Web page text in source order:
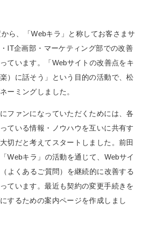
ら、「Webキラ」と称してお客さまサ
IT企画部・マーケティング部での改善
ています。「Webサイトの改善点をキ
）に話そう」という目的の活動で、松
ーミングしました。
ファンになっていただくためには、各
ている情報・ノウハウを互いに共有す
切だと考えてスタートしました。前田
Webキラ」の活動を通じて、Webサイ
（よくあるご質問）を継続的に改善する
ています。最近も契約の変更手続きを
するための案内ページを作成しまし